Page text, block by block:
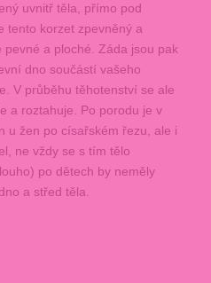
uvnitř těla, přímo pod
tento korzet zpevněný a
a ploché. Záda jsou pak
dno součástí vašeho
V průběhu těhotenství se ale
a roztahuje. Po porodu je v
u žen po císařském řezu, ale i
ne vždy se s tím tělo
po dětech by neměly
a střed těla.